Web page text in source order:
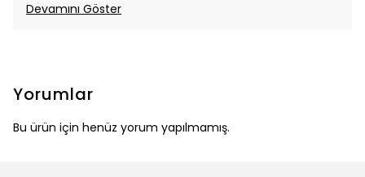
Devamını Göster
Yorumlar
Bu ürün için henüz yorum yapılmamış.